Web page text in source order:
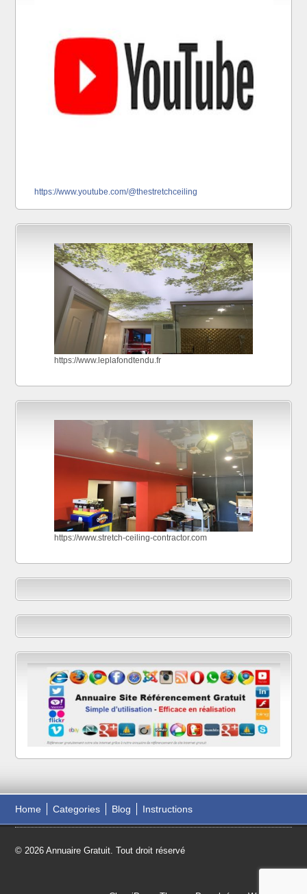
https://www.youtube.com/@thestretchceiling
https://www.leplafondtendu.fr
https://www.stretch-ceiling-contractor.com
Home Categories Blog Instructions
© 2026 Annuaire Gratuit. Tout droit réservé